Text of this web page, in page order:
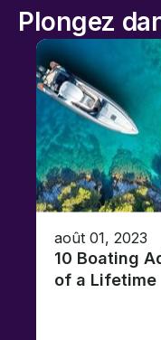
Plongez
août 01, 2023
10 Boating
of a Lifetime